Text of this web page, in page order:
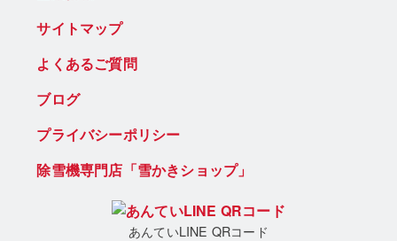
サイトマップ
よくあるご質問
ブログ
プライバシーポリシー
除雪機専門店「雪かきショップ」
あんていLINE QRコード